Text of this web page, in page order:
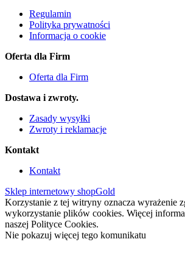
Regulamin
Polityka prywatności
Informacja o cookie
Oferta dla Firm
Oferta dla Firm
Dostawa i zwroty.
Zasady wysyłki
Zwroty i reklamacje
Kontakt
Kontakt
Sklep internetowy shopGold
Korzystanie z tej witryny oznacza wyrażenie
wykorzystanie plików cookies. Więcej
naszej Polityce Cookies.
Nie pokazuj więcej tego komunikatu